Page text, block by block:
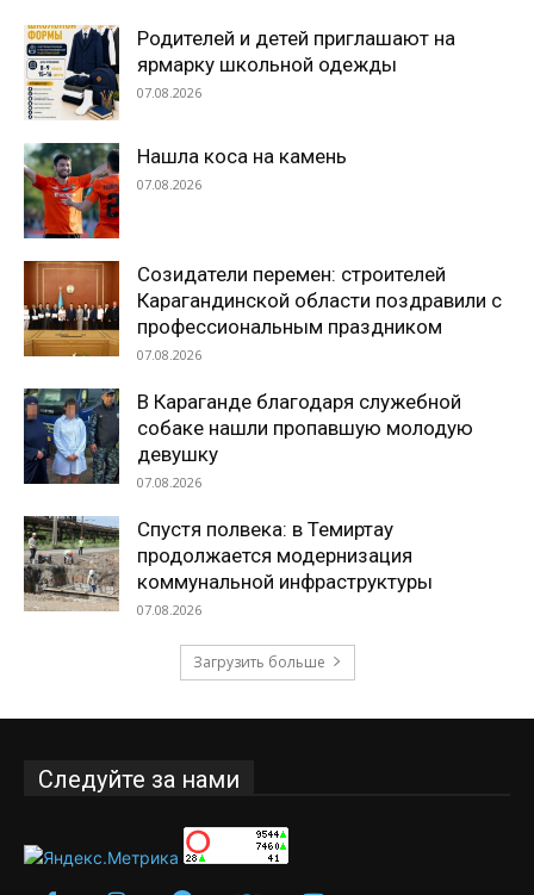
Родителей и детей приглашают на
ярмарку школьной одежды
07.08.2026
Нашла коса на камень
07.08.2026
Созидатели перемен: строителей
Карагандинской области поздравили с
профессиональным праздником
07.08.2026
В Караганде благодаря служебной
собаке нашли пропавшую молодую
девушку
07.08.2026
Спустя полвека: в Темиртау
продолжается модернизация
коммунальной инфраструктуры
07.08.2026
Загрузить больше
Следуйте за нами